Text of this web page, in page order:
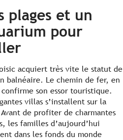
plages et un
pour
acquiert très vite le statut de
balnéaire. Le chemin de fer, en
confirme son essor touristique.
villas s’installent sur la
de profiter de charmantes
les familles d’aujourd’hui
dans les fonds du monde